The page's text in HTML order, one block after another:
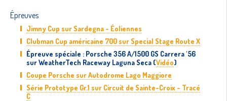
Épreuves
Jimny Cup sur Sardegna - Éoliennes
Clubman Cup américaine 700 sur Special Stage Route X
Épreuve spéciale : Porsche 356 A/1500 GS Carrera '56
sur WeatherTech Raceway Laguna Seca (Vidéo)
Coupe Porsche sur Autodrome Lago Maggiore
Série Prototype Gr.1 sur Circuit de Sainte-Croix - Tracé
C